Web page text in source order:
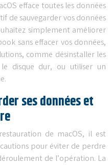
efface toutes les données
de sauvegarder vos données
simplement améliorer
sans effacer vos données,
comme désinstaller les
disque dur, ou utiliser un
ses données et
de macOS, il est
pour éviter de perdre
de l’opération. La